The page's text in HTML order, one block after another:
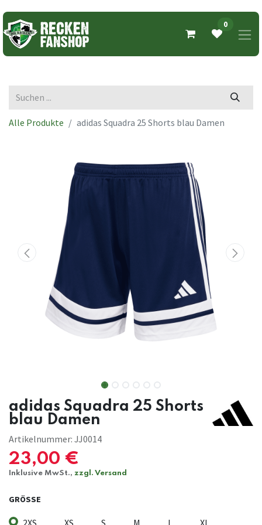
0
Alle Produkte adidas Squadra 25 Shorts blau Damen
adidas Squadra 25 Shorts
blau Damen
Artikelnummer: JJ0014
23,00 €
Inklusive MwSt., zzgl. Versand
GRÖSSE
2XS XS S M L XL